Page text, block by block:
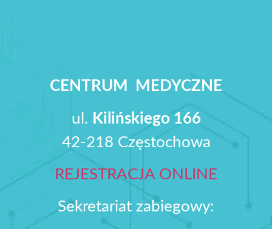
CENTRUM MEDYCZNE
ul. Kilińskiego 166
42-218 Częstochowa
REJESTRACJA ONLINE
Sekretariat zabiegowy: